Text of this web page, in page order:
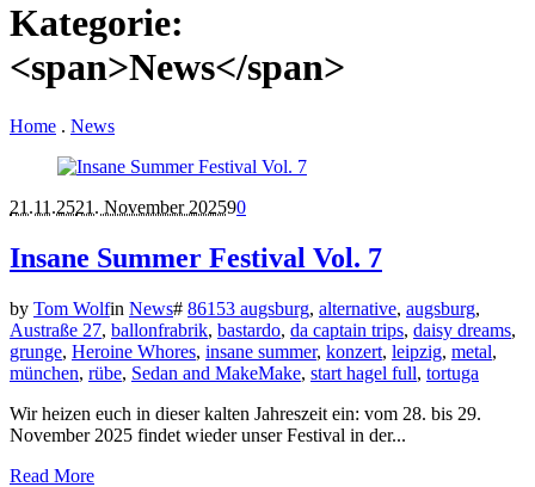
Kategorie:
<span>News</span>
Home . News
21.11.2521. November 202590
Insane Summer Festival Vol. 7
by Tom Wolfin News# 86153 augsburg, alternative, augsburg,
Austraße 27, ballonfrabrik, bastardo, da captain trips, daisy dreams,
grunge, Heroine Whores, insane summer, konzert, leipzig, metal,
münchen, rübe, Sedan and MakeMake, start hagel full, tortuga
Wir heizen euch in dieser kalten Jahreszeit ein: vom 28. bis 29.
November 2025 findet wieder unser Festival in der...
Read More